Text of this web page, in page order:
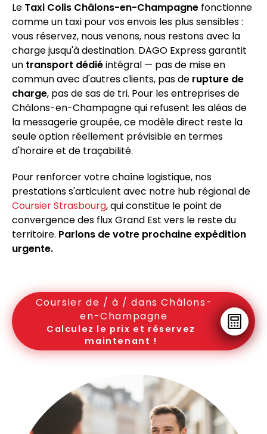
Le Taxi Colis Châlons-en-Champagne fonctionne
comme un taxi pour vos envois les plus sensibles :
vous réservez, nous venons, nous restons avec la
charge jusqu'à destination. DAGO Express garantit
un transport dédiéintégral — pas de mise en
commun avec d'autres clients, pas de rupture de
charge, pas de sas de tri. Pour les entreprises de
Châlons-en-Champagne qui refusent les aléas de
la messagerie groupée, ce modèle direct reste la
seule option réellement prévisible en termes
d'horaire et de traçabilité.
Pour renforcer votre chaîne logistique, nos
prestations s'articulent avec notre hub régional de
Coursier Strasbourg, qui constitue le point de
convergence des flux Grand Est vers le reste du
territoire. Parlons de votre prochaine expédition
urgente.
Coursier de / à / dans Châlons-
en-Champagne
Calculez le prix et réservez
maintenant !